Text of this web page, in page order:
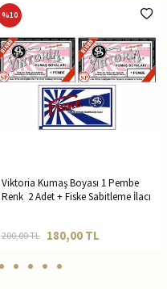
%10
Viktoria Kumaş Boyası 1 Pembe
Renk 2 Adet + Fiske Sabitleme İlacı
200,00TL 180,00TL